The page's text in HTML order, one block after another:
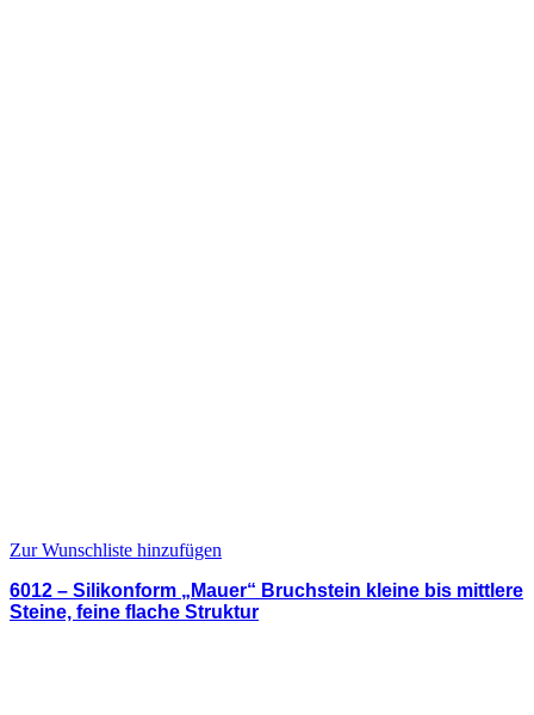
Zur Wunschliste hinzufügen
6012 – Silikonform „Mauer“ Bruchstein kleine bis mittlere
Steine, feine flache Struktur